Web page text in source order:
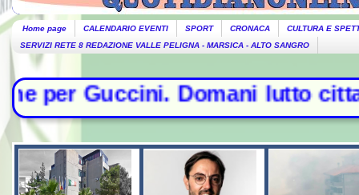
Home page CALENDARIO EVENTI SPORT CRONACA
CULTURA E
SERVIZI RETE 8 REDAZIONE VALLE PELIGNA - MARSICA - ALTO SANGRO
Domani lutto